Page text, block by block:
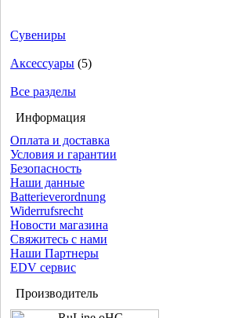
Сувениры
Аксессуары (5)
Все разделы
Информация
Оплата и доставка
Условия и гарантии
Безопасность
Наши данные
Batterieverordnung
Widerrufsrecht
Новости магазина
Свяжитесь с нами
Наши Партнеры
EDV сервис
Производитель